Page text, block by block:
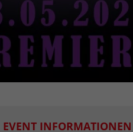
EVENT INFORMATIONEN